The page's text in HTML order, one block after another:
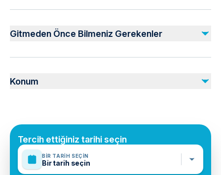
Dahil
Insurance
Dahil Değil
Gitmeden Önce Bilmeniz Gerekenler
Public transportation options are available nearby
Not recommended for pregnant travelers
Konum
Tercih ettiğiniz tarihi seçin
BIR TARIH SEÇIN
Bir tarih seçin